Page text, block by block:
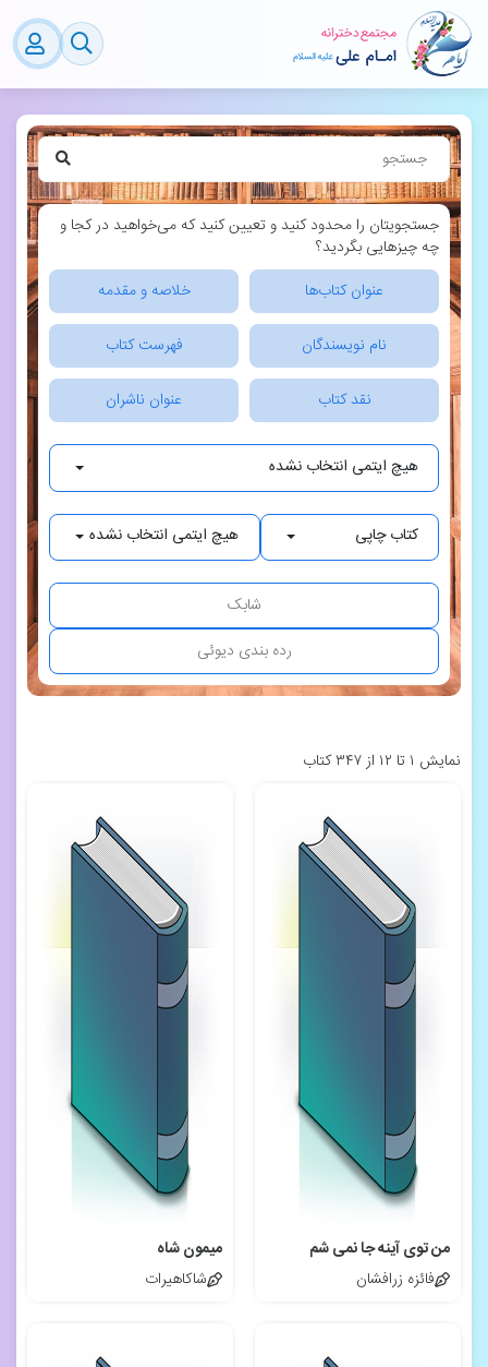
جستجویتان را محدود کنید و تعیین کنید که می‌خواهید در کجا و
چه چیزهایی بگردید؟
عنوان کتاب‌ها
خلاصه و مقدمه
نام نویسندگان فهرست کتاب
نقد کتاب عنوان ناشران
هیچ ایتمی انتخاب نشده
کتاب چاپی هیچ ایتمی انتخاب نشده
نمایش ۱ تا ۱۲ از ۳۴۷ کتاب
من توی آینه جا نمی شم
فائزه زرافشان
میمون شاه
شاکاهیرات